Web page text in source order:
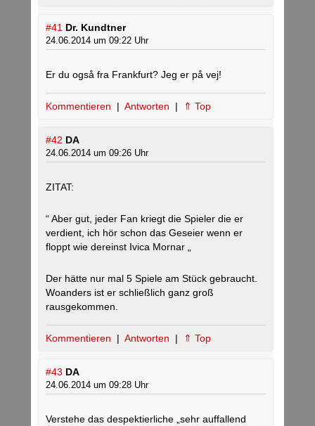
#41 Dr. Kundtner
24.06.2014 um 09:22 Uhr
Er du også fra Frankfurt? Jeg er på vej!
Kommentieren | Antworten | ⇑ Top
#42 DA
24.06.2014 um 09:26 Uhr
ZITAT:
“ Aber gut, jeder Fan kriegt die Spieler die er
verdient, ich hör schon das Geseier wenn er
floppt wie dereinst Ivica Mornar „
Der hätte nur mal 5 Spiele am Stück gebraucht.
Woanders ist er schließlich ganz groß
rausgekommen.
Kommentieren | Antworten | ⇑ Top
#43 DA
24.06.2014 um 09:28 Uhr
Verstehe das despektierliche „sehr auffallend